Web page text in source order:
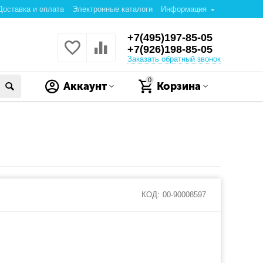
и оплата Электронные каталоги Информация
+7(495)197-85-05
+7(926)198-85-05
Заказать обратный звонок
0
Корзина
Аккаунт
КОД: 00-90008597